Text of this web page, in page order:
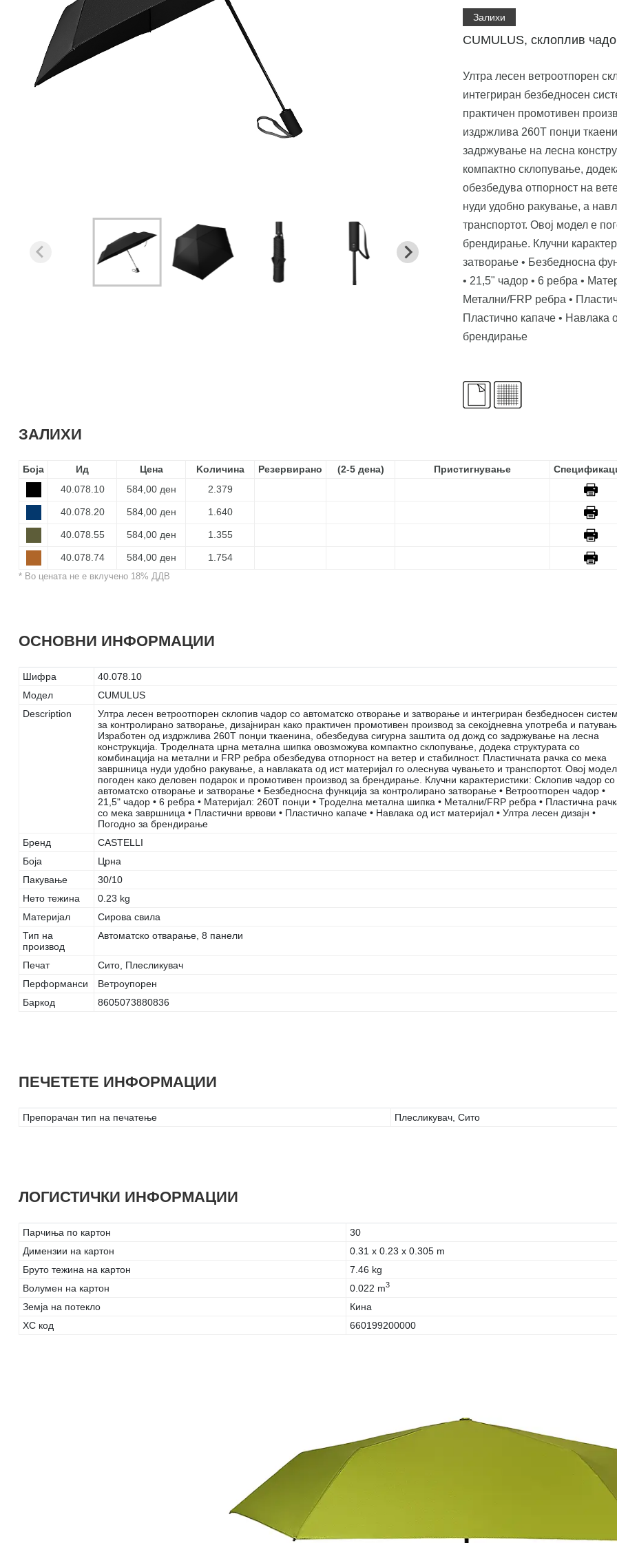
Залихи
CUMULUS, склоплив
Ултра лесен ветроотпорен
интегриран безбедносен
практичен промотивен
издржлива 260T понџи
задржување на лесна
компактно склопување,
обезбедува отпорност на
нуди удобно ракување, а
транспортот. Овој модел е
брендирање. Клучни
затворање • Безбедносна
• 21,5" чадор • 6 ребра •
Метални/FRP ребра •
Пластично капаче • Навлака
брендирање
ЗАЛИХИ
Боја Ид Цена Kоличина Резервирано (2-5 дeнa) Пристигнување
40.078.10
584,00 ден 2.379
40.078.20 584,00 ден 1.640
40.078.55 584,00 ден 1.355
40.078.74 584,00 ден
1.754
* Во цената не е вклучено 18% ДДВ
ОСНОВНИ ИНФОРМАЦИИ
Шифра
40.078.10
Модел
CUMULUS
Description
Ултра лесен ветроотпорен склопив чадор со автоматско отворање и затворање и интегриран безбедносен систем
за контролирано затворање, дизајниран како практичен промотивен производ за секојдневна употреба и
Изработен од издржлива 260T понџи ткаенина, обезбедува сигурна заштита од дожд со задржување на лесна
конструкција. Троделната црна метална шипка овозможува компактно склопување, додека структурата со
комбинација на метални и FRP ребра обезбедува отпорност на ветер и стабилност. Пластичната рачка со мека
завршница нуди удобно ракување, а навлаката од ист материјал го олеснува чувањето и транспортот. Овој
погоден како деловен подарок и промотивен производ за брендирање. Клучни карактеристики: Склопив чадор со
автоматско отворање и затворање • Безбедносна функција за контролирано затворање • Ветроотпорен чадор •
21,5" чадор • 6 ребра • Материјал: 260T понџи • Троделна метална шипка • Метални/FRP ребра • Пластична
со мека завршница • Пластични врвови • Пластично капаче • Навлака од ист материјал • Ултра лесен дизајн •
Погодно за брендирање
Бренд
CASTELLI
Боја
Црна
Пакување
30/10
Нето тежина
0.23 kg
Материјал
Сирова свила
Тип на
производ
Автоматско отварање, 8 панели
Печат
Сито, Плесликувач
Перформанси
Ветроупорен
Баркод
8605073880836
ПЕЧЕТЕТЕ ИНФОРМАЦИИ
Препорачан тип на печатење Плесликувач, Сито
ЛОГИСТИЧКИ ИНФОРМАЦИИ
Парчиња по картон
30
Димензии на картон
0.31 x 0.23 x 0.305 m
Бруто тежина на картон
7.46 kg
Волумен на картон
0.022 m3
Земја на потекло
Кина
ХС код
660199200000